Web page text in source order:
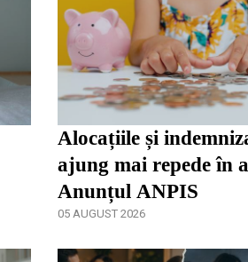
Alocațiile și
ajung mai repede în
Anunțul ANPIS
05 AUGUST 2026